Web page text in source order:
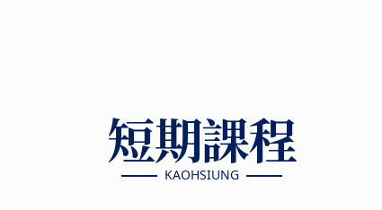
短期課程
KAOHSIUNG